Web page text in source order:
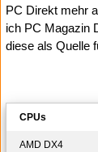
PC Direkt mehr
ich PC Magazin
diese als Quelle
CPUs
AMD DX4